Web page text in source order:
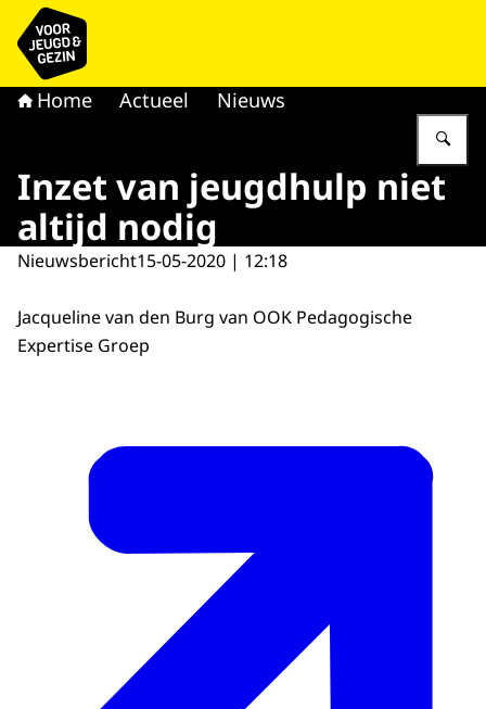
Naar de homepage van voor Jeugd & Gezin
Home Actueel Nieuws
Inzet van jeugdhulp niet
altijd nodig
Nieuwsbericht15-05-2020 | 12:18
Jacqueline van den Burg van OOK Pedagogische
Expertise Groep